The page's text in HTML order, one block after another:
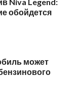
обойдется
может